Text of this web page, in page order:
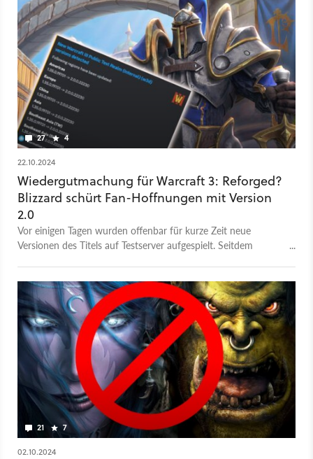
27 4
22.10.2024
Wiedergutmachung für Warcraft 3: Reforged?
Blizzard schürt Fan-Hoffnungen mit Version
2.0
Vor einigen Tagen wurden offenbar für kurze Zeit neue
Versionen des Titels auf Testserver aufgespielt. Seitdem
21 7
02.10.2024